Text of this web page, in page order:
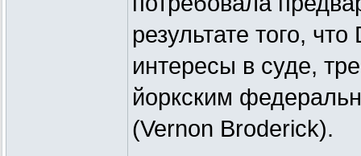
результате того,
интересы в суде,
йоркским
(Vernon Broderick).